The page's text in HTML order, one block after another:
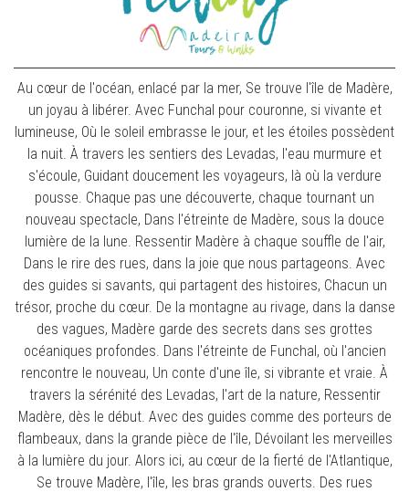
Au cœur de l'océan, enlacé par la mer, Se trouve l'île de Madère,
un joyau à libérer. Avec Funchal pour couronne, si vivante et
lumineuse, Où le soleil embrasse le jour, et les étoiles possèdent
la nuit. À travers les sentiers des Levadas, l'eau murmure et
s'écoule, Guidant doucement les voyageurs, là où la verdure
pousse. Chaque pas une découverte, chaque tournant un
nouveau spectacle, Dans l'étreinte de Madère, sous la douce
lumière de la lune. Ressentir Madère à chaque souffle de l'air,
Dans le rire des rues, dans la joie que nous partageons. Avec
des guides si savants, qui partagent des histoires, Chacun un
trésor, proche du cœur. De la montagne au rivage, dans la danse
des vagues, Madère garde des secrets dans ses grottes
océaniques profondes. Dans l'étreinte de Funchal, où l'ancien
rencontre le nouveau, Un conte d'une île, si vibrante et vraie. À
travers la sérénité des Levadas, l'art de la nature, Ressentir
Madère, dès le début. Avec des guides comme des porteurs de
flambeaux, dans la grande pièce de l'île, Dévoilant les merveilles
à la lumière du jour. Alors ici, au cœur de la fierté de l'Atlantique,
Se trouve Madère, l'île, les bras grands ouverts. Des rues